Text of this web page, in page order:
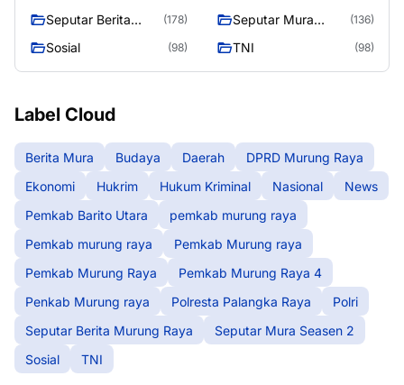
Seputar Berita
(178)
Seputar Mura
(136)
Sosial (98) TNI (98)
Label Cloud
Berita Mura Budaya Daerah
DPRD Murung Raya
Ekonomi
Hukrim Hukum Kriminal Nasional
News
Pemkab Barito Utara
pemkab murung raya
Pemkab murung raya
Pemkab Murung raya
Pemkab Murung Raya
Pemkab Murung Raya 4
Penkab Murung raya
Polresta Palangka Raya
Polri
Seputar Berita Murung Raya
Seputar Mura Seasen 2
Sosial
TNI